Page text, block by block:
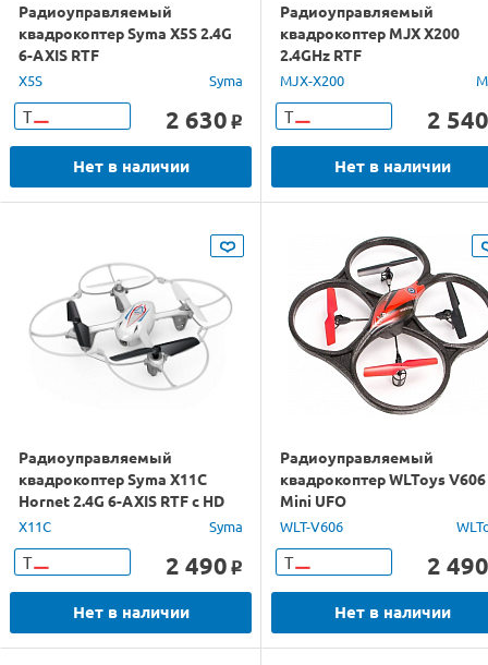
Радиоуправляемый
квадрокоптер Syma X5S 2.4G
6-AXIS RTF
X5S Syma
Т 2 630 o
Нет в наличии
Радиоуправляемый
квадрокоптер MJX X200
2.4GHz RTF
MJX-X200
Т 2 540
Нет в наличии
Радиоуправляемый
квадрокоптер Syma X11C
Hornet 2.4G 6-AXIS RTF с HD
видео
X11C Syma
Т 2 490 o
Нет в наличии
Радиоуправляемый
квадрокоптер WLToys V606
Mini UFO
WLT-V606
Т 2 490
Нет в наличии